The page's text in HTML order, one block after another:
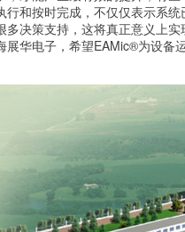
行和按时完成，不仅仅表示系
多决策支持，这将真正意义上实
展华电子，希望EAMic®为设备